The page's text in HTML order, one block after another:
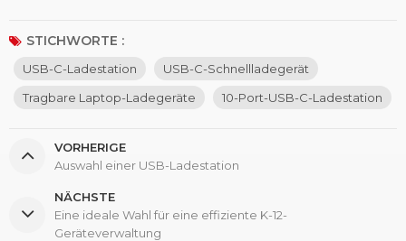
STICHWORTE :
USB-C-Ladestation
USB-C-Schnellladegerät
Tragbare Laptop-Ladegeräte
10-Port-USB-C-Ladestation
VORHERIGE
Auswahl einer USB-Ladestation
NÄCHSTE
Eine ideale Wahl für eine effiziente K-12-
Geräteverwaltung